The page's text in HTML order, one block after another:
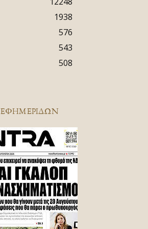
1938
576
543
508